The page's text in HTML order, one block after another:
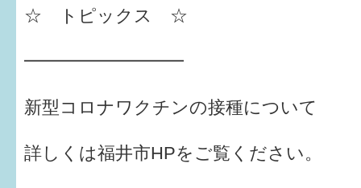
☆ トピックス ☆
━━━━━━━━━
新型コロナワクチンの接種について
詳しくは福井市HPをご覧ください。
はぐくむ.net相談コーナー
子育て情報誌「ほっと」